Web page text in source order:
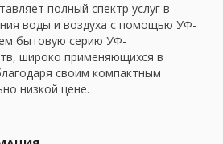
полный спектр услуг в
воды и воздуха с помощью УФ-
бытовую серию УФ-
широко применяющихся в
своим компактным
низкой цене.